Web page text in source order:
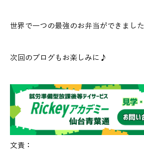
世界で一つの最強のお弁当ができました
次回のブログもお楽しみに♪
文責：